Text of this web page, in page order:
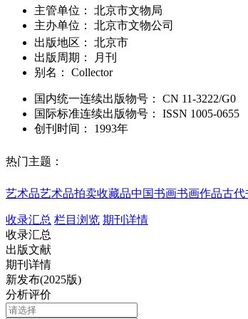
主管单位：
北京市文物局
主办单位：
北京市文物公司
出版地区：
北京市
出版周期：
月刊
别名：
Collector
国内统一连续出版物号： CN 11-3222/G0
国际标准连续出版物号 ： ISSN 1005-0655
创刊时间：
1993年
热门主题：
艺术品艺术品拍卖收藏品中国书画书画作品古代
收录汇总 栏目浏览 期刊详情
收录汇总
出版文献
期刊详情
新发布(2025版)
分析评价